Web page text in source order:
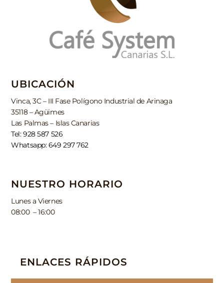
UBICACIÓN
Vinca, 3C – III Fase Polígono Industrial de Arinaga
35118 – Agüimes
Las Palmas – Islas Canarias
Tel: 928 587 526
Whatsapp: 649 297 762
NUESTRO HORARIO
Lunes a Viernes
08:00 – 16:00
ENLACES RÁPIDOS